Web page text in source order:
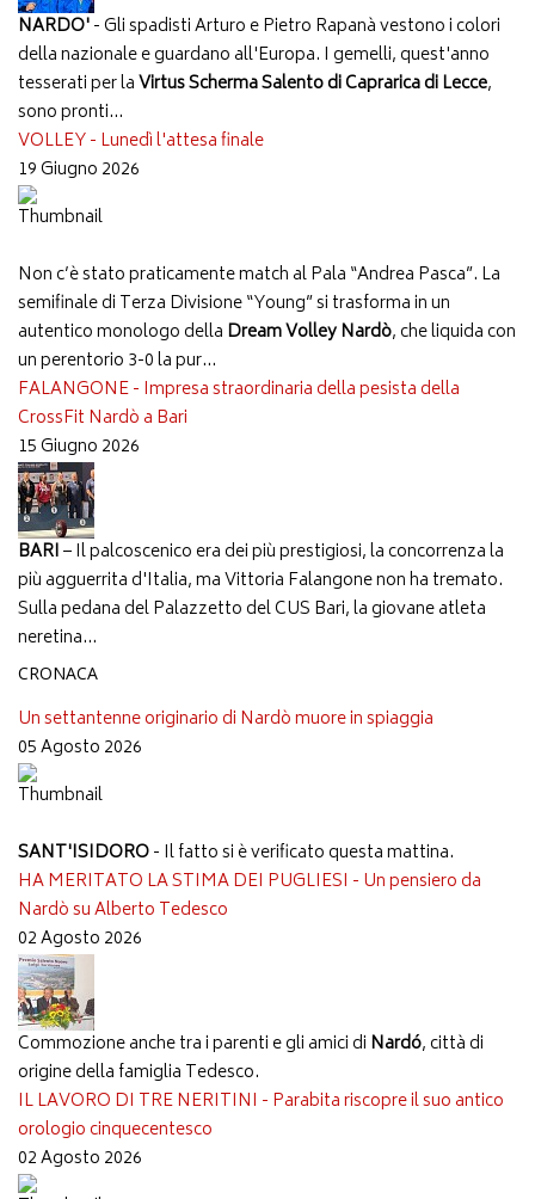
NARDO'- Gli spadisti Arturo e Pietro Rapanà vestono i colori
della nazionale e guardano all'Europa. I gemelli, quest'anno
tesserati per laVirtus Scherma Salento di Caprarica di Lecce,
sono pronti...
VOLLEY - Lunedì l'attesa finale
19 Giugno 2026
Non c’è stato praticamente match al Pala “Andrea Pasca”. La
semifinale di Terza Divisione “Young” si trasforma in un
autentico monologo della Dream Volley Nardò, che liquida con
un perentorio 3-0 la pur...
FALANGONE - Impresa straordinaria della pesista della
CrossFit Nardò a Bari
15 Giugno 2026
BARI– Il palcoscenico era dei più prestigiosi, la concorrenza la
più agguerrita d'Italia, ma Vittoria Falangone non ha tremato.
Sulla pedana del Palazzetto del CUS Bari, la giovane atleta
neretina...
CRONACA
Un settantenne originario di Nardò muore in spiaggia
05 Agosto 2026
SANT'ISIDORO- Il fatto si è verificato questa mattina.
HA MERITATO LA STIMA DEI PUGLIESI - Un pensiero da
Nardò su Alberto Tedesco
02 Agosto 2026
Commozione anche tra i parenti e gli amici di Nardó, città di
origine della famiglia Tedesco.
IL LAVORO DI TRE NERITINI - Parabita riscopre il suo antico
orologio cinquecentesco
02 Agosto 2026